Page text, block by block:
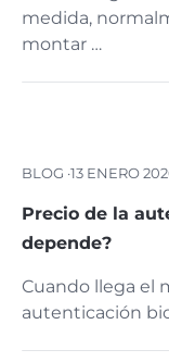
medida,
montar …
BLOG ·13 ENERO
Precio de la
depende?
Cuando llega el
autenticación